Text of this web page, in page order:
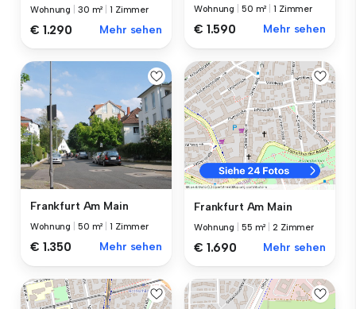
Wohnung 30 m² |1 Zimmer
€ 1.290 Mehr sehen
Wohnung 50 m² |1 Zimmer
€ 1.590 Mehr sehen
Frankfurt Am Main
Wohnung 50 m² |1 Zimmer
€ 1.350 Mehr sehen
Frankfurt Am Main
Wohnung 55 m² |2 Zimmer
€ 1.690 Mehr sehen